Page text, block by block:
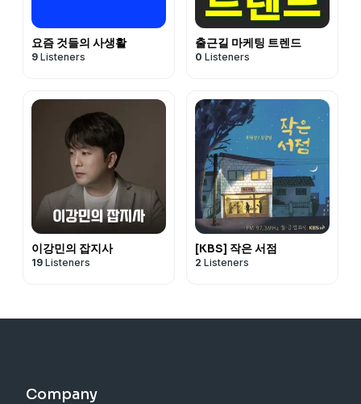
요즘 것들의 사생활
9 Listeners
출근길 마케팅 트렌드
0 Listeners
이강민의 잡지사
19 Listeners
[KBS] 작은 서점
2 Listeners
Company